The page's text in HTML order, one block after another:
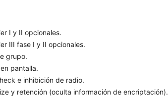
I y II opcionales.
III fase I y II opcionales.
grupo.
pantalla.
e inhibición de radio.
y retención (oculta información de encriptación).